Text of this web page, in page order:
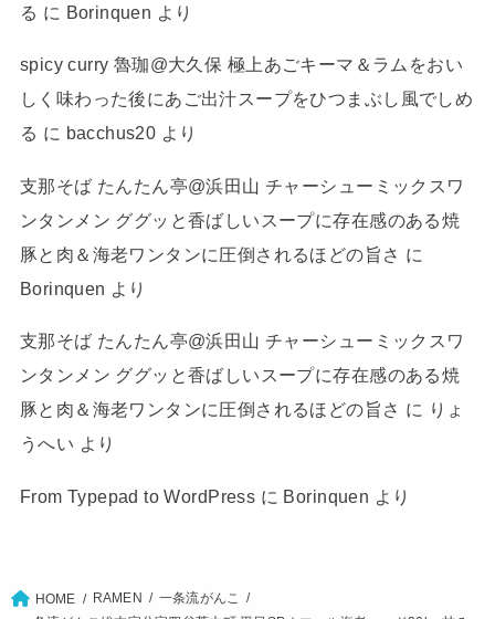
る に Borinquen より
spicy curry 魯珈@大久保 極上あごキーマ＆ラムをおい
しく味わった後にあご出汁スープをひつまぶし風でしめ
る に bacchus20 より
支那そば たんたん亭@浜田山 チャーシューミックスワ
ンタンメン ググッと香ばしいスープに存在感のある焼
豚と肉＆海老ワンタンに圧倒されるほどの旨さ に
Borinquen より
支那そば たんたん亭@浜田山 チャーシューミックスワ
ンタンメン ググッと香ばしいスープに存在感のある焼
豚と肉＆海老ワンタンに圧倒されるほどの旨さ に りょ
うへい より
From Typepad to WordPress に Borinquen より
HOME RAMEN
一条流がんこ